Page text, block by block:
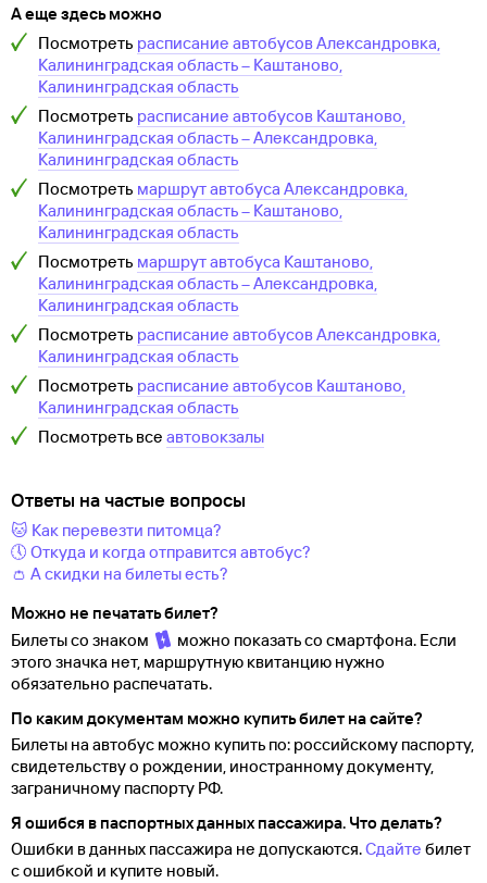
А еще здесь можно
Посмотреть расписание автобусовАлександровка,
Калининградская область– Каштаново,
Калининградская область
Посмотреть расписание автобусов Каштаново,
Калининградская область–Александровка,
Калининградская область
Посмотреть маршрут автобуса Александровка,
Калининградская область– Каштаново,
Калининградская область
Посмотреть маршрут автобуса Каштаново,
Калининградская область–Александровка,
Калининградская область
Посмотреть расписание автобусовАлександровка,
Калининградская область
Посмотреть расписание автобусов Каштаново,
Калининградская область
Посмотреть все автовокзалы
Ответы на частые вопросы
🐱 Как перевезти питомца?
🕔 Откуда и когда отправится автобус?
👛 А скидки на билеты есть?
Можно не печатать билет?
Билеты со знаком
можно показать со смартфона. Если
этого значка нет, маршрутную квитанцию нужно
обязательно распечатать.
По каким документам можно купить билет на сайте?
Билеты на автобус можно купить по: российскому паспорту,
свидетельству о рождении, иностранному документу,
заграничному паспорту РФ.
Я ошибся в паспортных данных пассажира. Что делать?
Ошибки в данных пассажира не допускаются.Сдайте билет
с ошибкой и купите новый.